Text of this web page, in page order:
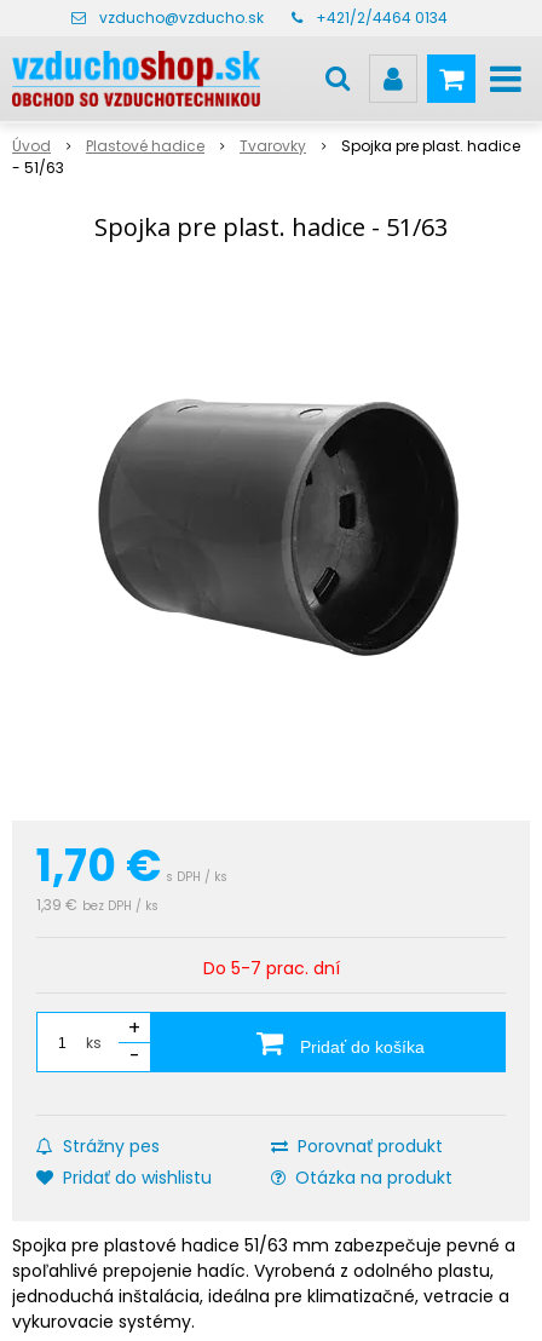
vzducho@vzducho.sk +421/2/4464 0134
Úvod Plastové hadice Tvarovky
Spojka pre plast. hadice
- 51/63
Spojka pre plast. hadice - 51/63
1,70€ s DPH / ks
1,39 € bez DPH / ks
Do 5-7 prac. dní
ks
+
-
Pridať do košíka
Strážny pes
Porovnať produkt
Pridať do wishlistu
Otázka na produkt
Spojka pre plastové hadice 51/63 mm zabezpečuje pevné a
spoľahlivé prepojenie hadíc. Vyrobená z odolného plastu,
jednoduchá inštalácia, ideálna pre klimatizačné, vetracie a
vykurovacie systémy.